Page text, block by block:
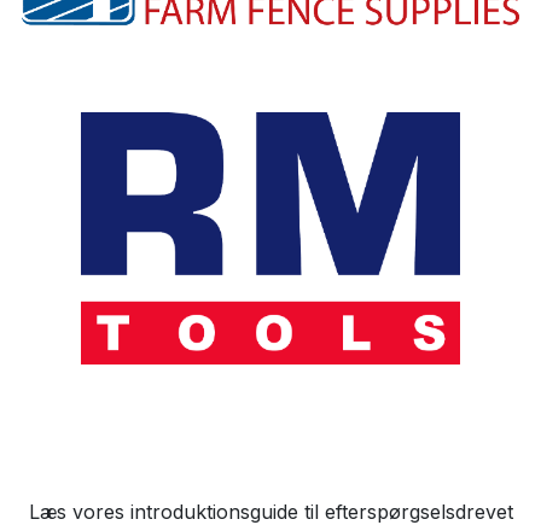
Læs vores introduktionsguide til efterspørgselsdrevet